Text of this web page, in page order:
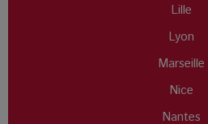
Lille
Lyon
Marseille
Nice
Nantes